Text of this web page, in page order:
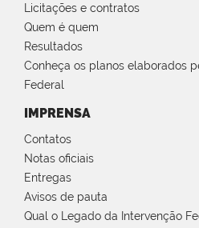
Licitações e contratos
Quem é quem
Resultados
Conheça os planos elaborados
Federal
IMPRENSA
Contatos
Notas oficiais
Entregas
Avisos de pauta
Qual o Legado da Intervenção